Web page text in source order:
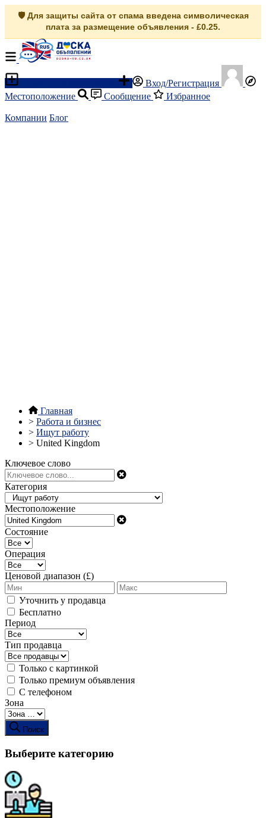
🛡️ Для защиты сайта от спама введена символическая
плата за размещение объявления - £0.25.
Вход/Регистрация
Местоположение
Сообщение Избранное
Компании Блог
Главная
> Работа и бизнес
> Ищут работу
> United Kingdom
Ключевое слово
Категория
Местоположение
Состояние
Операция
Ценовой диапазон (£)
Уточнить у продавца
Бесплатно
Период
Тип продавца
Только с картинкой
Только премиум объявления
С телефоном
Зона
Поиск
Выберите категорию